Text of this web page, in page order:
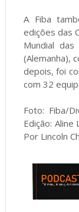
A Fiba
edições das
Mundial
(Alemanha),
depois, foi
com 32
Foto: Fiba/
Edição:
Por Lincoln